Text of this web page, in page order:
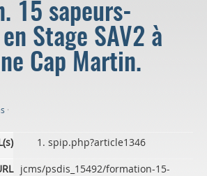
15 sapeurs-
Stage SAV2 à
Cap Martin.
·
spip.php?article1346
jcms/psdis_15492/formation-15-